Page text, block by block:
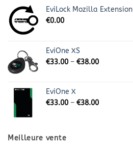
EviLock Mozilla Extension
€0.00
EviOne XS
€33.00– €38.00
EviOne X
€33.00– €38.00
Meilleure vente